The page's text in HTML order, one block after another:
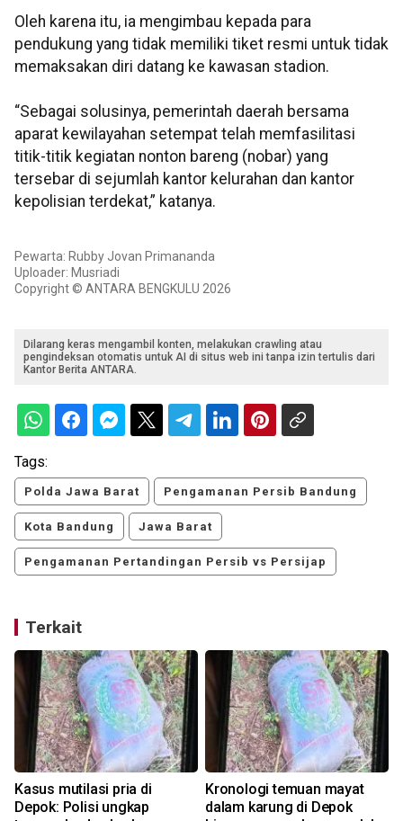
Oleh karena itu, ia mengimbau kepada para
pendukung yang tidak memiliki tiket resmi untuk tidak
memaksakan diri datang ke kawasan stadion.
“Sebagai solusinya, pemerintah daerah bersama
aparat kewilayahan setempat telah memfasilitasi
titik-titik kegiatan nonton bareng (nobar) yang
tersebar di sejumlah kantor kelurahan dan kantor
kepolisian terdekat,” katanya.
Pewarta: Rubby Jovan Primananda
Uploader: Musriadi
Copyright © ANTARA BENGKULU 2026
Dilarang keras mengambil konten, melakukan crawling atau
pengindeksan otomatis untuk AI di situs web ini tanpa izin tertulis dari
Kantor Berita ANTARA.
Tags:
Polda Jawa Barat Pengamanan Persib Bandung
Kota Bandung Jawa Barat
Pengamanan Pertandingan Persib vs Persijap
Terkait
Kasus mutilasi pria di
Depok: Polisi ungkap
Kronologi temuan mayat
dalam karung di Depok